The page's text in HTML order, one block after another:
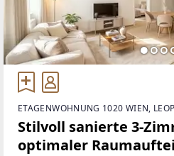
ETAGENWOHNUNG 1020 WIEN,
Stilvoll sanierte 3-
optimaler